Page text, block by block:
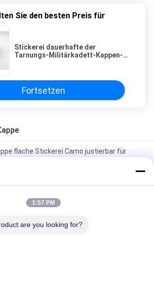
Sie den besten Preis für
Stickerei dauerhafte der
Tarnungs-Militärkadett-Kappen-
Fortsetzen
flache Stickerei Camo justierbar für
der Tarnungs-Militärkadett-Kappen-reine
Kappen-/der kurzer Rand-
1:57 PM
are you looking for?